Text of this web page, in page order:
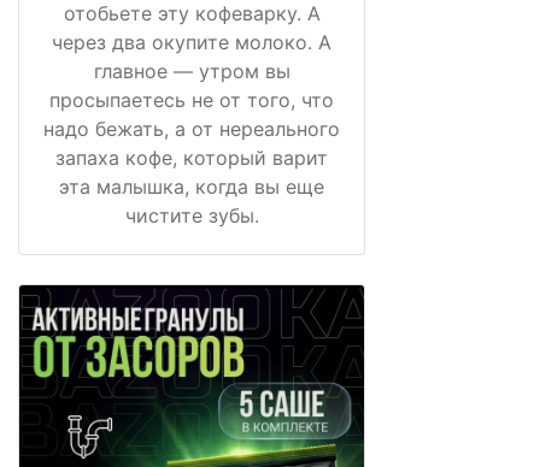
отобьете эту кофеварку. А
через два окупите молоко. А
главное — утром вы
просыпаетесь не от того, что
надо бежать, а от нереального
запаха кофе, который варит
эта малышка, когда вы еще
чистите зубы.